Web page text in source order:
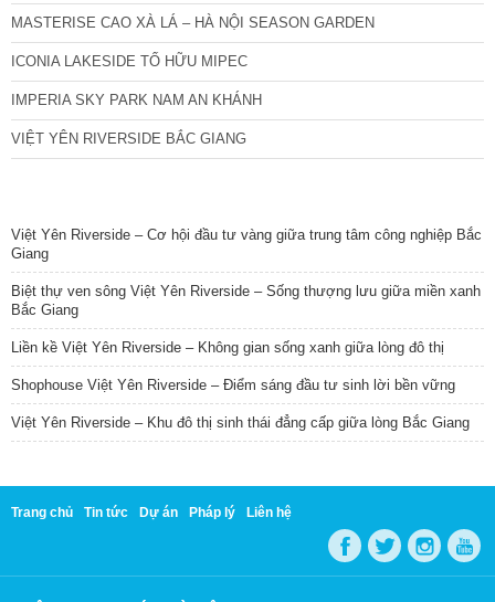
MASTERISE CAO XÀ LÁ – HÀ NỘI SEASON GARDEN
ICONIA LAKESIDE TỐ HỮU MIPEC
IMPERIA SKY PARK NAM AN KHÁNH
VIỆT YÊN RIVERSIDE BẮC GIANG
Việt Yên Riverside – Cơ hội đầu tư vàng giữa trung tâm công nghiệp Bắc
Giang
Biệt thự ven sông Việt Yên Riverside – Sống thượng lưu giữa miền xanh
Bắc Giang
Liền kề Việt Yên Riverside – Không gian sống xanh giữa lòng đô thị
Shophouse Việt Yên Riverside – Điểm sáng đầu tư sinh lời bền vững
Việt Yên Riverside – Khu đô thị sinh thái đẳng cấp giữa lòng Bắc Giang
Trang chủ Tin tức Dự án Pháp lý Liên hệ